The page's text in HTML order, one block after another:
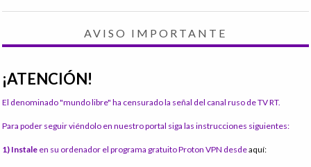
AVISO IMPORTANTE
¡ATENCIÓN!
El denominado "mundo libre" ha censurado la señal del canal ruso de TV RT.
Para poder seguir viéndolo en nuestro portal siga las instrucciones siguientes:
1) Instale en su ordenador el programa gratuito Proton VPN desdeaquí: